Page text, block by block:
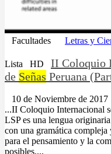
Facultades Letras y
Lista HD
II Coloquio
de Señas Peruana
10 de Noviembre de 2017
...II Coloquio Internacional
LSP es una lengua
con una gramática
para el pensamiento y la
posibles....